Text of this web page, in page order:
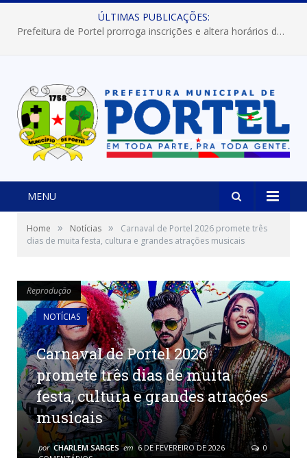
ÚLTIMAS PUBLICAÇÕES:
Prefeitura de Portel prorroga inscrições e altera horários dos concursos “Musa” e “Miss Mix Verão 2026”
MENU
Home » Notícias »
Carnaval de Portel 2026 promete três
dias de muita festa, cultura e grandes atrações musicais
Reprodução
NOTÍCIAS
Carnaval de Portel 2026
promete três dias de muita
festa, cultura e grandes atrações
musicais
por CHARLEM SARGES em 6 DE FEVEREIRO DE 2026
0
COMENTÁRIOS
Reprodução